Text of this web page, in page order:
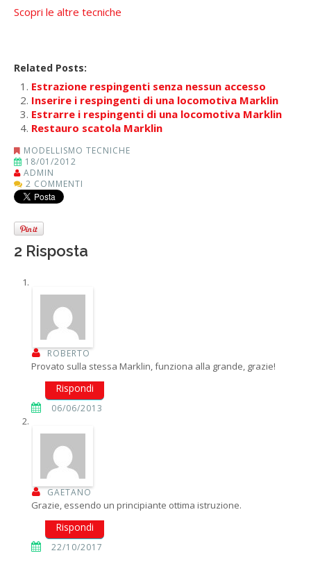
Scopri le altre tecniche
Related Posts:
Estrazione respingenti senza nessun accesso
Inserire i respingenti di una locomotiva Marklin
Estrarre i respingenti di una locomotiva Marklin
Restauro scatola Marklin
MODELLISMO TECNICHE
18/01/2012
ADMIN
2 COMMENTI
2 Risposta
ROBERTO
Provato sulla stessa Marklin, funziona alla grande, grazie!
Rispondi
06/06/2013
GAETANO
Grazie, essendo un principiante ottima istruzione.
Rispondi
22/10/2017